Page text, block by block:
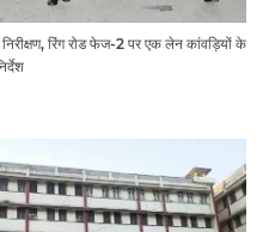
रिंग रोड फेज-2 पर एक लेन कांवड़ियों के